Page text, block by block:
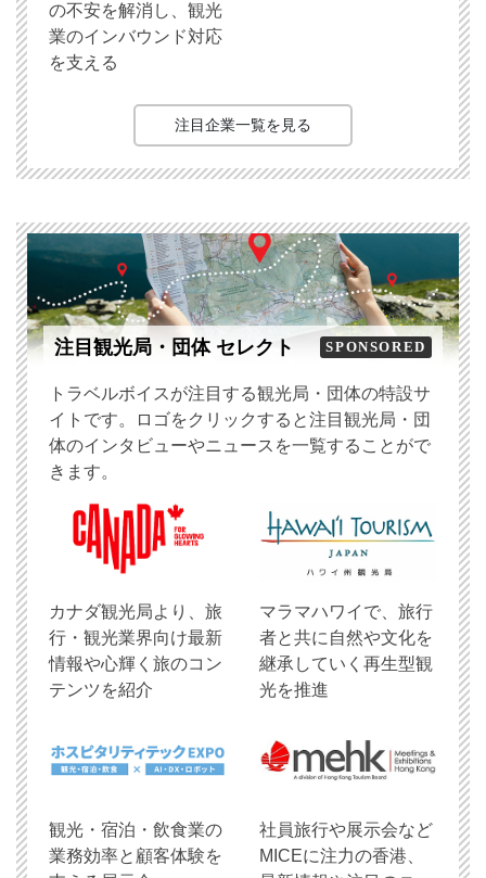
の不安を解消し、観光
業のインバウンド対応
を支える
注目企業一覧を見る
注目観光局・団体 セレクト SPONSORED
トラベルボイスが注目する観光局・団体の特設サ
イトです。ロゴをクリックすると注目観光局・団
体のインタビューやニュースを一覧することがで
きます。
​カナダ観光局より、旅
行・観光業界向け最新
情報や心輝く旅のコン
テンツを紹介
マラマハワイで、旅行
者と共に自然や文化を
継承していく再生型観
光を推進
観光・宿泊・飲食業の
業務効率と顧客体験を
社員旅行や展示会など
MICEに注力の香港、